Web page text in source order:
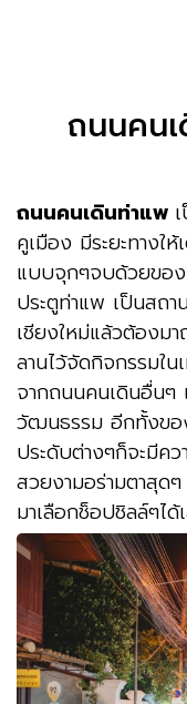
ถนนคน
ถนนคนเดินท่าแพ
คูเมือง มีระยะทางใ
แบบจุกๆจบด้วยขอ
ประตูท่าแพ เป็นสถ
เชียงใหม่แล้วต้องม
ลานไว้จัดกิจกรรมใ
จากถนนคนเดินอื่นๆ
วัฒนธรรม อีกทั้งขอ
ประดับต่างๆก็จะมีค
สวยงามอร่ามตาสุด
มาเลือกช็อปชิลล์ๆได้